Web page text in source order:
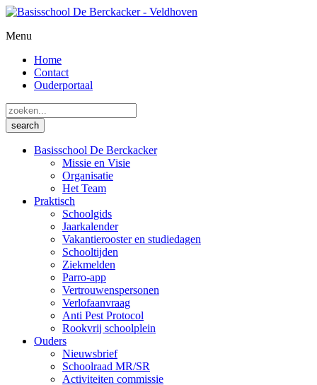
Menu
Home
Contact
Ouderportaal
Basisschool De Berckacker
Missie en Visie
Organisatie
Het Team
Praktisch
Schoolgids
Jaarkalender
Vakantierooster en studiedagen
Schooltijden
Ziekmelden
Parro-app
Vertrouwenspersonen
Verlofaanvraag
Anti Pest Protocol
Rookvrij schoolplein
Ouders
Nieuwsbrief
Schoolraad MR/SR
Activiteiten commissie